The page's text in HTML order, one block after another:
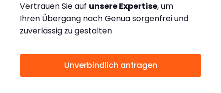
Vertrauen Sie auf unsere Expertise, um
Ihren Übergang nach Genua sorgenfrei und
zuverlässig zu gestalten
Unverbindlich anfragen